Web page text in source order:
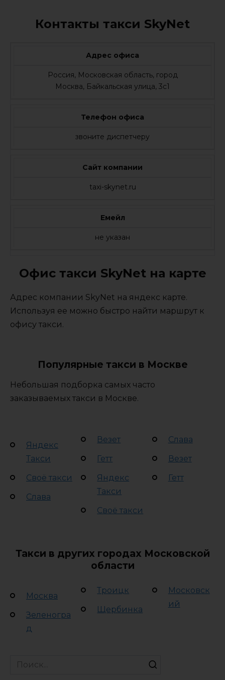
Контакты такси SkyNet
Адрес офиса
Россия, Московская область, город
Москва, Байкальская улица, 3с1
Телефон офиса
звоните диспетчеру
Сайт компании
taxi-skynet.ru
Емейл
не указан
Офис такси SkyNet на карте
Адрес компании SkyNet на яндекс карте.
Используя ее можно быстро найти маршрут к
офису такси.
Популярные такси в Москве
Небольшая подборка самых часто
заказываемых такси в Москве.
Яндекс
Такси
Своё такси
Слава
Везет
Гетт
Яндекс
Такси
Своё такси
Слава
Везет
Гетт
Такси в других городах Московской
области
Москва
Зеленогра
д
Троицк
Щербинка
Московск
ий
Search